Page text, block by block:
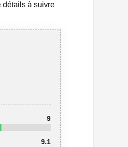
détails à suivre
9
9.1